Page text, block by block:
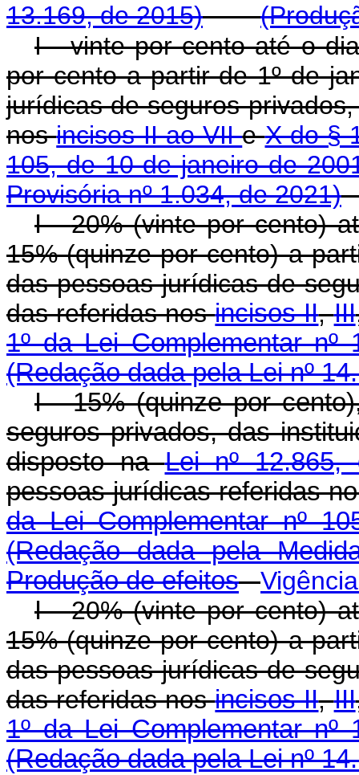
13.169, de 2015)
I - vinte por cento até o
por cento a partir de 1º de
jurídicas de seguros
nosincisos II ao VIIeX do §
105, de 10 de janeiro de
Provisória nº 1.034, de 2021)
I -20% (vinte por cento)
15% (quinze por cento) a
das pessoas jurídicas de
das referidas nosincisos II,III
1º da Lei Complementar
(Redação dada pela Lei nº
I - 15% (quinze por
seguros privados, das
disposto naLei nº
pessoas jurídicas referidas
da Lei Complementar nº
(Redação dada pela
Produção de efeitos
I -20% (vinte por cento)
15% (quinze por cento) a
das pessoas jurídicas de
das referidas nosincisos II,III
1º da Lei Complementar
(Redação dada pela Lei nº